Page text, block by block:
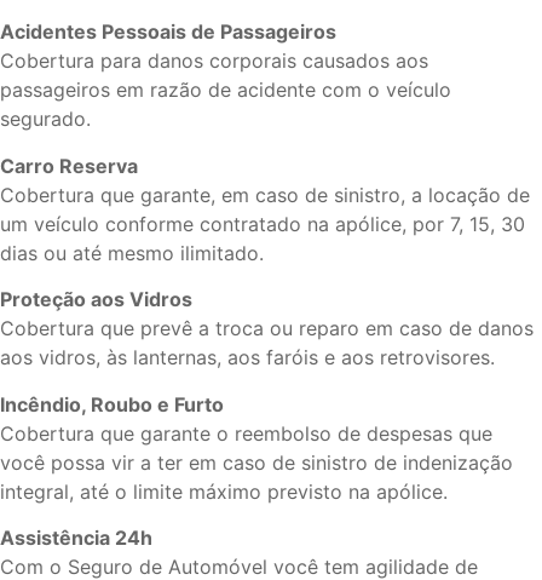
Acidentes Pessoais de Passageiros
Cobertura para danos corporais causados aos
passageiros em razão de acidente com o veículo
segurado.
Carro Reserva
Cobertura que garante, em caso de sinistro, a locação de
um veículo conforme contratado na apólice, por 7, 15, 30
dias ou até mesmo ilimitado.
Proteção aos Vidros
Cobertura que prevê a troca ou reparo em caso de danos
aos vidros, às lanternas, aos faróis e aos retrovisores.
Incêndio, Roubo e Furto
Cobertura que garante o reembolso de despesas que
você possa vir a ter em caso de sinistro de indenização
integral, até o limite máximo previsto na apólice.
Assistência 24h
Com o Seguro de Automóvel você tem agilidade de